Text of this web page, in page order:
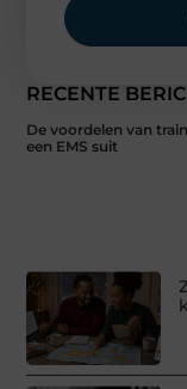
RECENTE
De voordelen van
een EMS suit